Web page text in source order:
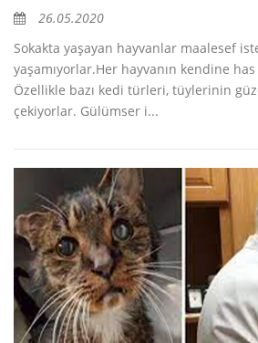
26.05.2020
Sokakta yaşayan hayvanlar maalesef
yaşamıyorlar.Her hayvanın kendine
Özellikle bazı kedi türleri, tüylerinin
çekiyorlar. Gülümser i...